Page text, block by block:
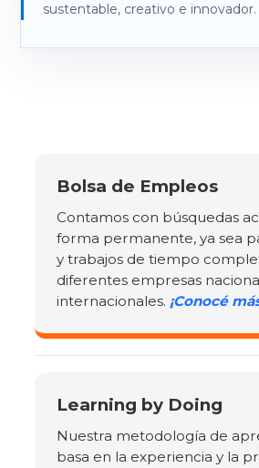
sustentable, creativo e innovador.
Bolsa de Empleos
Contamos con búsquedas
forma permanente, ya sea
y trabajos de tiempo
diferentes empresas
internacionales. ¡Conocé
Learning by Doing
Nuestra metodología de
basa en la experiencia y la